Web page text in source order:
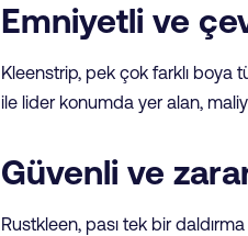
Emniyetli ve
Kleenstrip, pek çok farklı boya
ile lider konumda yer alan,
Güvenli ve
Rustkleen, pası tek bir